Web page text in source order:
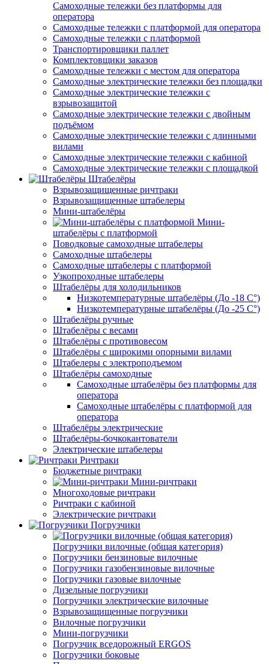
Самоходные тележки без платформы для
оператора
Самоходные тележки с платформой для оператора
Самоходные тележки с платформой
Транспортировщики паллет
Комплектовщики заказов
Самоходные тележки с местом для оператора
Самоходные электрические тележки без площадки
Самоходные электрические тележки с
взрывозащитой
Самоходные электрические тележки с двойным
подъёмом
Самоходные электрические тележки с длинными
вилами
Самоходные электрические тележки с кабиной
Самоходные электрические тележки с площадкой
Штабелёры
Взрывозащищенные ричтраки
Взрывозащищенные штабелеры
Мини-штабелёры
Мини-
штабелёры с платформой
Поводковые самоходные штабелеры
Самоходные штабелеры
Самоходные штабелеры с платформой
Узкопроходные штабелеры
Штабелёры для холодильников
Низкотемпературные штабелёры (До -18 C°)
Низкотемпературные штабелёры (До -25 C°)
Штабелёры ручные
Штабелёры с весами
Штабелёры с противовесом
Штабелёры с широкими опорными вилами
Штабелеры с электроподъемом
Штабелёры самоходные
Самоходные штабелёры без платформы для
оператора
Самоходные штабелёры с платформой для
оператора
Штабелёры электрические
Штабелёры-бочкокантователи
Электрические штабелеры
Ричтраки
Бюджетные ричтраки
Мини-ричтраки
Многоходовые ричтраки
Ричтраки с кабиной
Электрические ричтраки
Погрузчики
Погрузчики вилочные (общая категория)
Погрузчики бензиновые вилочные
Погрузчики газобензиновые вилочные
Погрузчики газовые вилочные
Дизельные погрузчики
Погрузчики электрические вилочные
Взрывозащищенные погрузчики
Вилочные погрузчики
Мини-погрузчики
Погрузчик вседорожный ERGOS
Погрузчики боковые